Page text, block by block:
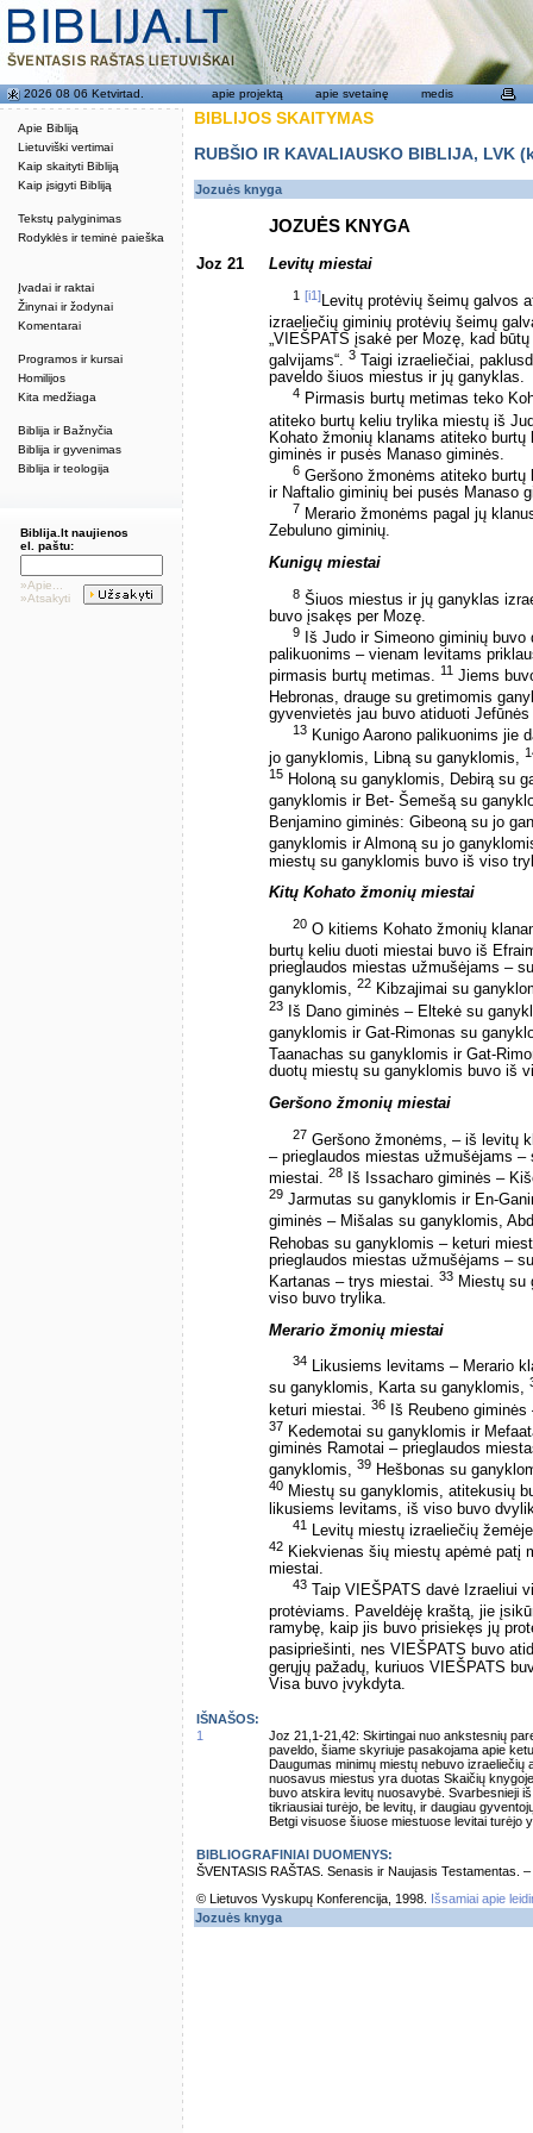
Apie Bibliją
Lietuviški vertimai
Kaip skaityti Bibliją
Kaip įsigyti Bibliją
Tekstų palyginimas
Rodyklės ir teminė paieška
Įvadai ir raktai
Žinynai ir žodynai
Komentarai
Programos ir kursai
Homilijos
Kita medžiaga
Biblija ir Bažnyčia
Biblija ir gyvenimas
Biblija ir teologija
2026 08 06 Ketvirtad. apie projektą apie svetainę medis
Biblija.lt naujienos
el. paštu:
»Apie...
»Atsakyti
BIBLIJOS SKAITYMAS
RUBŠIO IR KAVALIAUSKO BIBLIJA,
Jozuės knyga
JOZUĖS KNYGA
Joz 21 Levitų miestai
1 [i1]Levitų protėvių šeimų galvos
izraeliečių giminių protėvių šeimų
„VIEŠPATS įsakė per Mozę, kad
galvijams“. 3 Taigi izraeliečiai,
paveldo šiuos miestus ir jų ganyklas.
4 Pirmasis burtų metimas teko
atiteko burtų keliu trylika miestų iš
Kohato žmonių klanams atiteko
giminės ir pusės Manaso giminės.
6 Geršono žmonėms atiteko
ir Naftalio giminių bei pusės Manaso
7 Merario žmonėms pagal jų
Zebuluno giminių.
Kunigų miestai
8 Šiuos miestus ir jų ganyklas
buvo įsakęs per Mozę.
9 Iš Judo ir Simeono giminių
palikuonims – vienam levitams
pirmasis burtų metimas. 11 Jiems
Hebronas, drauge su gretimomis
gyvenvietės jau buvo atiduoti
13 Kunigo Aarono palikuonims jie
jo ganyklomis, Libną su ganyklomis,
15 Holoną su ganyklomis, Debirą su
ganyklomis ir Bet- Šemešą su
Benjamino giminės: Gibeoną su jo
ganyklomis ir Almoną su jo
miestų su ganyklomis buvo iš viso
Kitų Kohato žmonių miestai
20 O kitiems Kohato žmonių
burtų keliu duoti miestai buvo iš
prieglaudos miestas užmušėjams –
ganyklomis, 22 Kibzajimai su
23 Iš Dano giminės – Eltekė su
ganyklomis ir Gat-Rimonas su
Taanachas su ganyklomis ir Gat-
duotų miestų su ganyklomis buvo iš
Geršono žmonių miestai
27 Geršono žmonėms, – iš levitų
– prieglaudos miestas užmušėjams
miestai. 28 Iš Issacharo giminės –
29 Jarmutas su ganyklomis ir En-
giminės – Mišalas su ganyklomis,
Rehobas su ganyklomis – keturi
prieglaudos miestas užmušėjams –
Kartanas – trys miestai. 33 Miestų su
viso buvo trylika.
Merario žmonių miestai
34 Likusiems levitams – Merario
su ganyklomis, Karta su ganyklomis,
keturi miestai. 36 Iš Reubeno
37 Kedemotai su ganyklomis ir
giminės Ramotai – prieglaudos
ganyklomis, 39 Hešbonas su
40 Miestų su ganyklomis, atitekusių
likusiems levitams, iš viso buvo
41 Levitų miestų izraeliečių
42 Kiekvienas šių miestų apėmė patį
miestai.
43 Taip VIEŠPATS davė Izraeliui
protėviams. Paveldėję kraštą, jie
ramybę, kaip jis buvo prisiekęs jų
pasipriešinti, nes VIEŠPATS buvo
gerųjų pažadų, kuriuos VIEŠPATS
Visa buvo įvykdyta.
IŠNAŠOS:
1
Joz 21,1-21,42: Skirtingai nuo ankstesnių
paveldo, šiame skyriuje pasakojama apie
Daugumas minimų miestų nebuvo
nuosavus miestus yra duotas Skaičių
buvo atskira levitų nuosavybė. Svarbesnieji
tikriausiai turėjo, be levitų, ir daugiau
Betgi visuose šiuose miestuose levitai turėjo
BIBLIOGRAFINIAI DUOMENYS:
ŠVENTASIS RAŠTAS. Senasis ir Naujasis Testamentas.
© Lietuvos Vyskupų Konferencija, 1998.
Išsamiai apie
Jozuės knyga